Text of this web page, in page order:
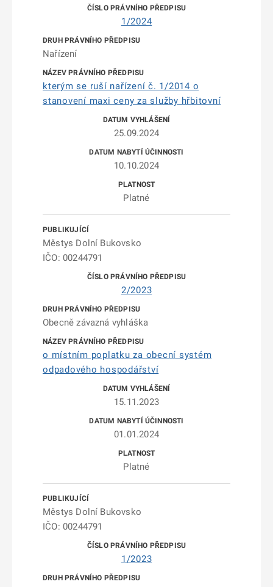
1/2024
Nařízení
kterým se ruší nařízení č. 1/2014 o
stanovení maxi ceny za služby hřbitovní
25.09.2024
10.10.2024
Platné
Městys Dolní Bukovsko
IČO: 00244791
2/2023
Obecně závazná vyhláška
o místním poplatku za obecní systém
odpadového hospodářství
15.11.2023
01.01.2024
Platné
Městys Dolní Bukovsko
IČO: 00244791
1/2023